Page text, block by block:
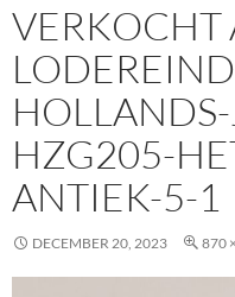
VERKOCHT
HZG205-
ANTIEK-5-1
DECEMBER 20, 2023 870